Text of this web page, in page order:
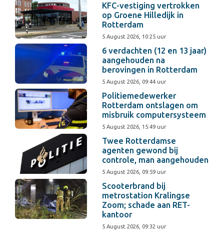
KFC-vestiging vertrokken
op Groene Hilledijk in
Rotterdam
5 August 2026, 10:25 uur
6 verdachten (12 en 13 jaar)
aangehouden na
berovingen in Rotterdam
5 August 2026, 09:44 uur
Politiemedewerker
Rotterdam ontslagen om
misbruik computersysteem
5 August 2026, 15:49 uur
Twee Rotterdamse
agenten gewond bij
controle, man aangehouden
5 August 2026, 09:59 uur
Scooterbrand bij
metrostation Kralingse
Zoom; schade aan RET-
kantoor
5 August 2026, 09:32 uur